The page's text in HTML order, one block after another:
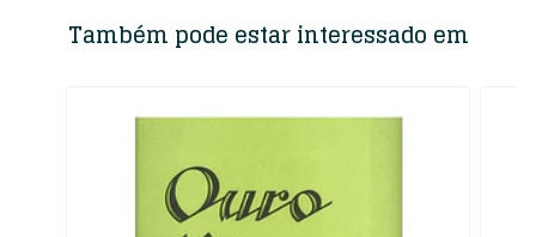
Também pode estar interessado em